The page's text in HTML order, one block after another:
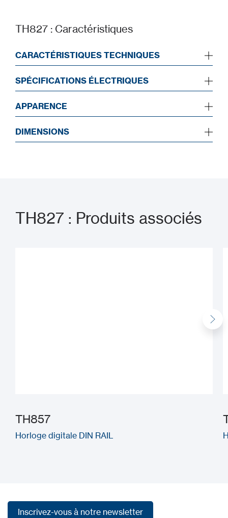
TH827 : Caractéristiques
CARACTÉRISTIQUES TECHNIQUES
SPÉCIFICATIONS ÉLECTRIQUES
APPARENCE
DIMENSIONS
TH827 : Produits associés
TH857
Horloge digitale DIN RAIL
Inscrivez-vous à notre newsletter